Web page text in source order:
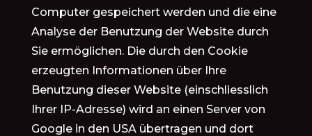
Computer gespeichert werden und die eine
Analyse der Benutzung der Website durch
Sie ermöglichen. Die durch den Cookie
erzeugten Informationen über Ihre
Benutzung dieser Website (einschliesslich
Ihrer IP-Adresse) wird an einen Server von
Google in den USA übertragen und dort